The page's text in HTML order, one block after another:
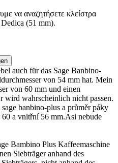
να αναζητήσετε κλείστρα
(51 mm).
auch für das Sage Banbino-
von 54 mm hat. Mein
von 60 mm und einen
wird wahrscheinlich nicht passen.
banbino-plus a průměr páky
a vnitřní 56 mm.Asi nebude
Bambino Plus Kaffeemaschine
Siebträger anhand des